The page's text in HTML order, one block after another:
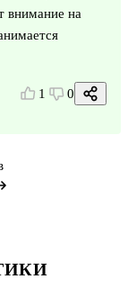
внимание на
1 0